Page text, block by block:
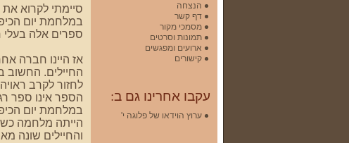
סיימתי לקרוא
במלחמת יום
ספרים אלה בעלי
אז היינו חברה
החיילים. החשוב
לחזור לקרב
הספר אינו ספר
במלחמת יום
הייתה מלחמה
והחיילים שונה
הנצחה
דף קשר
מסמכי מקור
תמונות וסרטים
ארועים ומפגשים
קישורים
עקבו אחרינו גם ב:
ערוץ הוידאו של פלוגה י'